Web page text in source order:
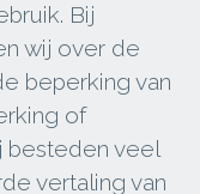
Bij
wij over de
beperking van
of
besteden veel
vertaling van